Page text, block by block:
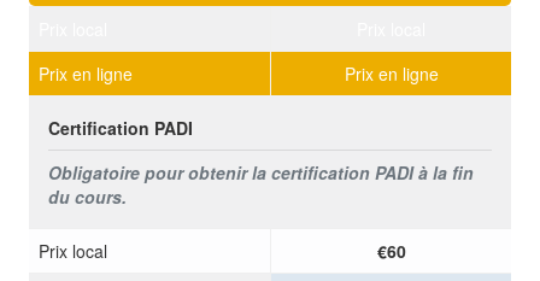
Prix ​​en ligne
Prix ​​en ligne
Certification PADI
Obligatoire pour obtenir la certification PADI à la fin
du cours.
Prix ​​local
€60